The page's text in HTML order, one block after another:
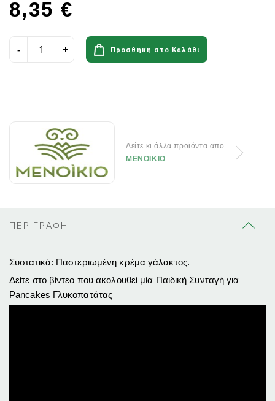
8,35 €
Προσθήκη στο Καλάθι
Δείτε κι άλλα προϊόντα απο
ΜΕΝΟΙΚΙΟ
ΠΕΡΙΓΡΑΦΗ
Συστατικά: Παστεριωμένη κρέμα γάλακτος.
Δείτε στο βίντεο που ακολουθεί μία Παιδική Συνταγή για
Pancakes Γλυκοπατάτας